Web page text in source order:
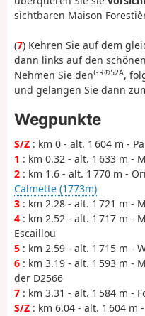
sichtbaren Maison
(7) Kehren Sie auf dem
dann links auf den
Nehmen Sie denGR®52A,
und gelangen Sie dann
Wegpunkte
S/Z : km 0 - alt. 1 604 m -
1 : km 0.32 - alt. 1 633 m -
2 : km 1.6 - alt. 1 770 m -
Calmette (1773m)
3 : km 2.28 - alt. 1 721 m -
4 : km 2.52 - alt. 1 717 m -
Escaillou
5 : km 2.59 - alt. 1 715 m -
6 : km 3.19 - alt. 1 593 m -
der D2566
7 : km 3.31 - alt. 1 584 m -
S/Z : km 6.04 - alt. 1 604 m